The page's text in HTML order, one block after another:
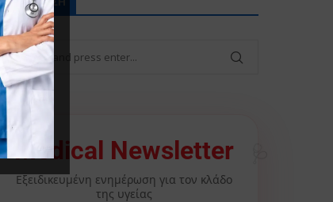
Medical Newsletter
Εξειδικευμένη ενημέρωση για τον κλάδο
της υγείας